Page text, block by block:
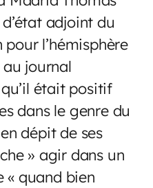
adjoint du
l’hémisphère
journal
était positif
dans le genre du
dépit de ses
» agir dans un
« quand bien